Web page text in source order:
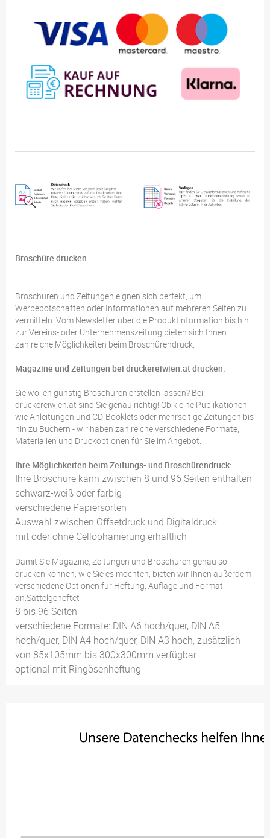
Broschüre drucken
Broschüren und Zeitungen eignen sich perfekt, um
Werbebotschaften oder Informationen auf mehreren Seiten zu
vermitteln. Vom Newsletter über die Produktinformation bis hin
zur Vereins- oder Unternehmenszeitung bieten sich Ihnen
zahlreiche Möglichkeiten beim Broschürendruck.
Magazine und Zeitungen bei druckereiwien.at drucken.
Sie wollen günstig Broschüren erstellen lassen? Bei
druckereiwien.at sind Sie genau richtig! Ob kleine Publikationen
wie Anleitungen und CD-Booklets oder mehrseitige Zeitungen bis
hin zu Büchern - wir haben zahlreiche verschiedene Formate,
Materialien und Druckoptionen für Sie im Angebot.
Ihre Möglichkeiten beim Zeitungs- und Broschürendruck:
Ihre Broschüre kann zwischen 8 und 96 Seiten enthalten
schwarz-weiß oder farbig
verschiedene Papiersorten
Auswahl zwischen Offsetdruck und Digitaldruck
mit oder ohne Cellophanierung erhältlich
Damit Sie Magazine, Zeitungen und Broschüren genau so
drucken können, wie Sie es möchten, bieten wir Ihnen außerdem
verschiedene Optionen für Heftung, Auflage und Format
an:Sattelgeheftet
8 bis 96 Seiten
verschiedene Formate: DIN A6 hoch/quer, DIN A5
hoch/quer, DIN A4 hoch/quer, DIN A3 hoch, zusätzlich
von 85x105mm bis 300x300mm verfügbar
optional mit Ringösenheftung